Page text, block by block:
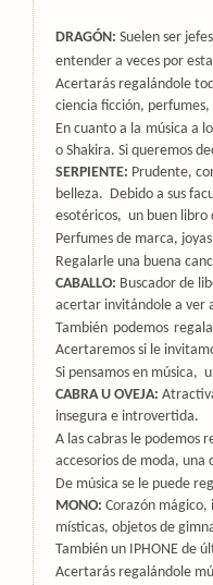
DRAGÓN: Suelen ser
entender a veces por
Acertarás regalándole
ciencia ficción, perfumes,
En cuanto a la música a
o Shakira. Si queremos
SERPIENTE: Prudente,
belleza.
Debido a sus
esotéricos, un buen libro
Perfumes de marca,
Regalarle una buena
CABALLO: Buscador de
acertar invitándole a ver
También podemos
Acertaremos si le
Si pensamos en música,
CABRA U OVEJA:
insegura e introvertida.
A las cabras le podemos
accesorios de moda,
De música se le puede
MONO: Corazón
místicas, objetos de
También un IPHONE de
Acertarás regalándole